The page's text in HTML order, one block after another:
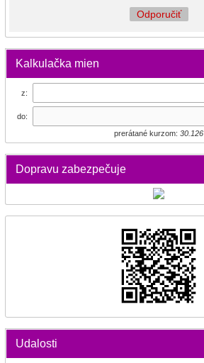
Odporučiť
Kalkulačka mien
z:
do:
prerátané kurzom: 30.126
Dopravu zabezpečuje
Udalosti